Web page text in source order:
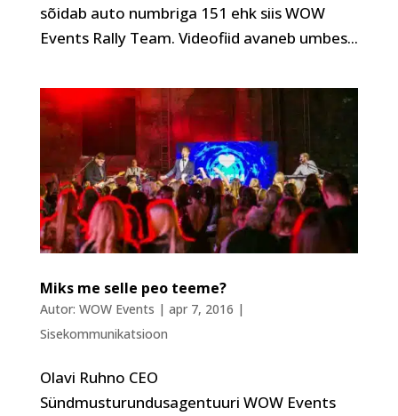
sõidab auto numbriga 151 ehk siis WOW
Events Rally Team. Videofiid avaneb umbes...
Miks me selle peo teeme?
Autor: WOW Events | apr 7, 2016 |
Sisekommunikatsioon
Olavi Ruhno CEO
Sündmusturundusagentuuri WOW Events